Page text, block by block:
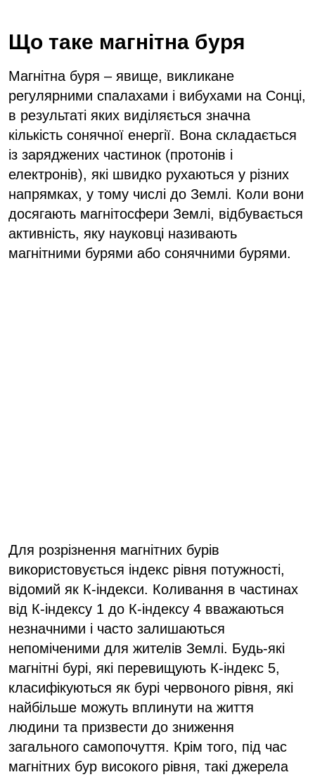
Що таке магнітна буря
Магнітна буря – явище, викликане
регулярними спалахами і вибухами на Сонці,
в результаті яких виділяється значна
кількість сонячної енергії. Вона складається
із заряджених частинок (протонів і
електронів), які швидко рухаються у різних
напрямках, у тому числі до Землі. Коли вони
досягають магнітосфери Землі, відбувається
активність, яку науковці називають
магнітними бурями або сонячними бурями.
Для розрізнення магнітних бурів
використовується індекс рівня потужності,
відомий як К-індекси. Коливання в частинах
від К-індексу 1 до К-індексу 4 вважаються
незначними і часто залишаються
непоміченими для жителів Землі. Будь-які
магнітні бурі, які перевищують К-індекс 5,
класифікуються як бурі червоного рівня, які
найбільше можуть вплинути на життя
людини та призвести до зниження
загального самопочуття. Крім того, під час
магнітних бур високого рівня, такі джерела